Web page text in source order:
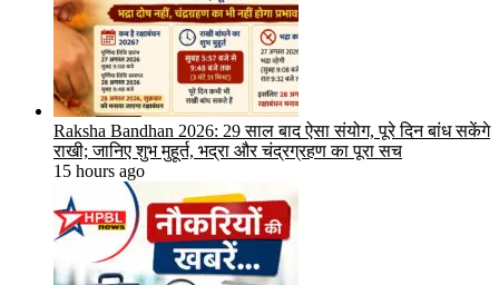
Raksha Bandhan 2026: 29 साल बाद ऐसा संयोग, पूरे दिन बांध सकेंगे
राखी; जानिए शुभ मुहूर्त, भद्रा और चंद्रग्रहण का पूरा सच
15 hours ago